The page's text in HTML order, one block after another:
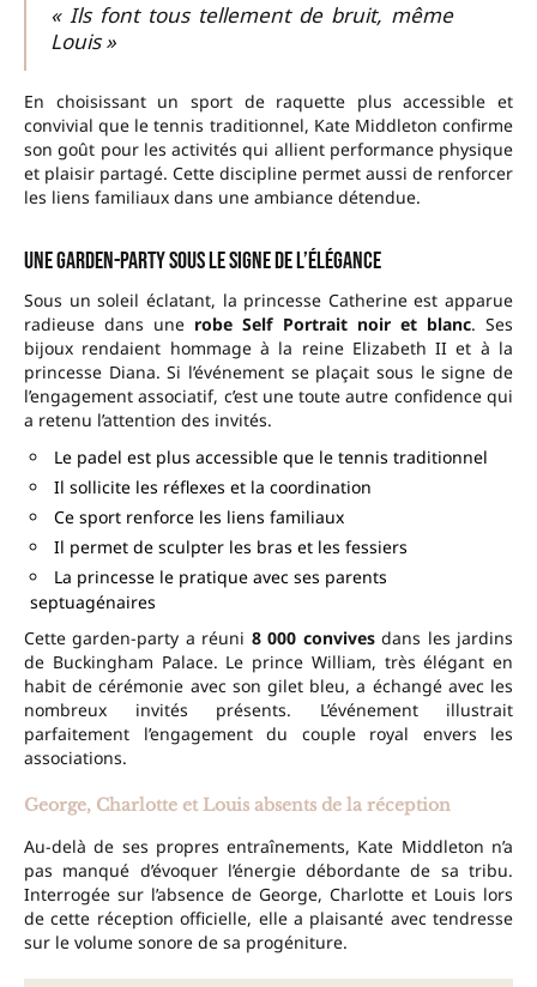
« Ils font tous tellement de bruit, même
Louis »
En choisissant un sport de raquette plus accessible et
convivial que le tennis traditionnel, Kate Middleton confirme
son goût pour les activités qui allient performance physique
et plaisir partagé. Cette discipline permet aussi de renforcer
les liens familiaux dans une ambiance détendue.
Une garden-party sous le signe de l’élégance
Sous un soleil éclatant, la princesse Catherine est apparue
radieuse dans une robe Self Portrait noir et blanc. Ses
bijoux rendaient hommage à la reine Elizabeth II et à la
princesse Diana. Si l’événement se plaçait sous le signe de
l’engagement associatif, c’est une toute autre confidence qui
a retenu l’attention des invités.
Le padel est plus accessible que le tennis traditionnel
Il sollicite les réflexes et la coordination
Ce sport renforce les liens familiaux
Il permet de sculpter les bras et les fessiers
La princesse le pratique avec ses parents
septuagénaires
Cette garden-party a réuni 8 000 convivesdans les jardins
de Buckingham Palace. Le prince William, très élégant en
habit de cérémonie avec son gilet bleu, a échangé avec les
nombreux invités présents. L’événement illustrait
parfaitement l’engagement du couple royal envers les
associations.
George, Charlotte et Louis absents de la réception
Au-delà de ses propres entraînements, Kate Middleton n’a
pas manqué d’évoquer l’énergie débordante de sa tribu.
Interrogée sur l’absence de George, Charlotte et Louis lors
de cette réception officielle, elle a plaisanté avec tendresse
sur le volume sonore de sa progéniture.